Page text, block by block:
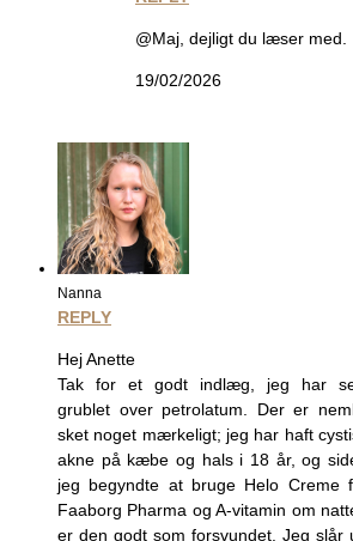
@Maj, dejligt du læser med.
19/02/2026
Nanna
REPLY
Hej Anette
Tak for et godt indlæg, jeg har
grublet over petrolatum. Der er
sket noget mærkeligt; jeg har haft
akne på kæbe og hals i 18 år, og
jeg begyndte at bruge Helo Creme
Faaborg Pharma og A-vitamin om
er den godt som forsvundet. Jeg slår